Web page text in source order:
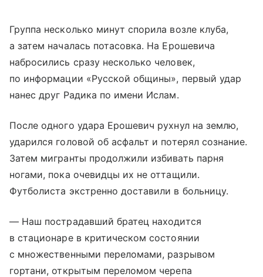
Группа несколько минут спорила возле клуба,
а затем началась потасовка. На Ерошевича
набросились сразу несколько человек,
по информации «Русской общины», первый удар
нанес друг Радика по имени Ислам.
После одного удара Ерошевич рухнул на землю,
ударился головой об асфальт и потерял сознание.
Затем мигранты продолжили избивать парня
ногами, пока очевидцы их не оттащили.
Футболиста экстренно доставили в больницу.
— Наш пострадавший братец находится
в стационаре в критическом состоянии
с множественными переломами, разрывом
гортани, открытым переломом черепа